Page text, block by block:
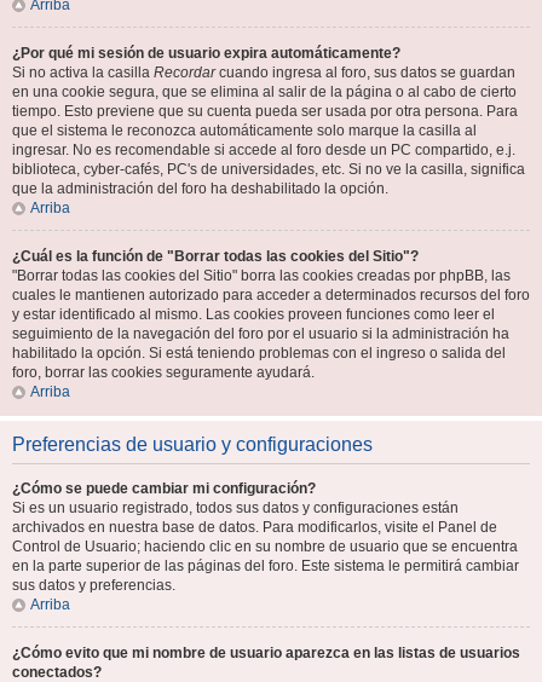
Arriba
¿Por qué mi sesión de usuario expira automáticamente?
Si no activa la casilla Recordarcuando ingresa al foro, sus datos se guardan
en una cookie segura, que se elimina al salir de la página o al cabo de cierto
tiempo. Esto previene que su cuenta pueda ser usada por otra persona. Para
que el sistema le reconozca automáticamente solo marque la casilla al
ingresar. No es recomendable si accede al foro desde un PC compartido, e.j.
biblioteca, cyber-cafés, PC's de universidades, etc. Si no ve la casilla, significa
que la administración del foro ha deshabilitado la opción.
Arriba
¿Cuál es la función de "Borrar todas las cookies del Sitio"?
"Borrar todas las cookies del Sitio" borra las cookies creadas por phpBB, las
cuales le mantienen autorizado para acceder a determinados recursos del foro
y estar identificado al mismo. Las cookies proveen funciones como leer el
seguimiento de la navegación del foro por el usuario si la administración ha
habilitado la opción. Si está teniendo problemas con el ingreso o salida del
foro, borrar las cookies seguramente ayudará.
Arriba
Preferencias de usuario y configuraciones
¿Cómo se puede cambiar mi configuración?
Si es un usuario registrado, todos sus datos y configuraciones están
archivados en nuestra base de datos. Para modificarlos, visite el Panel de
Control de Usuario; haciendo clic en su nombre de usuario que se encuentra
en la parte superior de las páginas del foro. Este sistema le permitirá cambiar
sus datos y preferencias.
Arriba
¿Cómo evito que mi nombre de usuario aparezca en las listas de usuarios
conectados?